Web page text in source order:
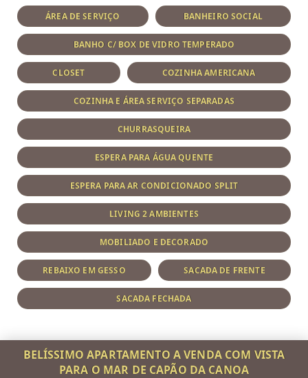
ÁREA DE SERVIÇO BANHEIRO SOCIAL
BANHO C/ BOX DE VIDRO TEMPERADO
CLOSET COZINHA AMERICANA
COZINHA E ÁREA SERVIÇO SEPARADAS
CHURRASQUEIRA
ESPERA PARA ÁGUA QUENTE
ESPERA PARA AR CONDICIONADO SPLIT
LIVING 2 AMBIENTES
MOBILIADO E DECORADO
REBAIXO EM GESSO SACADA DE FRENTE
SACADA FECHADA
BELÍSSIMO APARTAMENTO A VENDA COM VISTA
PARA O MAR DE CAPÃO DA CANOA